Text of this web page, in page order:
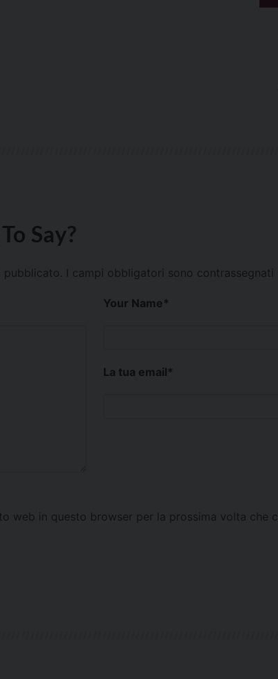
Say?
pubblicato. I campi obbligatori sono contrassegnati
Your Name*
La tua email*
web in questo browser per la prossima volta che